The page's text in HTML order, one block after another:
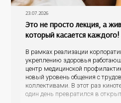
23.07.2026
Это не просто лекция, а
который касается каждого!
В рамках реализации
укреплению здоровья
центр медицинской
новый уровень общения с
коллективами. В этот раз
один день превратился в